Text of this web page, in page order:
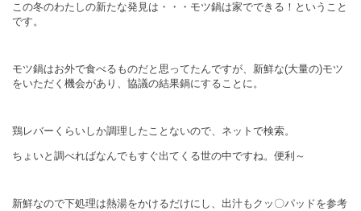
この冬のわたしの新たな発見は・・・モツ鍋は家でできる！ということ
です。
モツ鍋はお外で食べるものだと思ってたんですが、新鮮な(大量の)モツ
をいただく機会があり、協議の結果鍋にすることに。
鶏レバーくらいしか調理したことないので、ネットで検索。
ちょいと調べればなんでもすぐ出てくる世の中ですね。便利～
新鮮なので下処理は熱湯をかけるだけにし、出汁もクッ〇パッドを参考